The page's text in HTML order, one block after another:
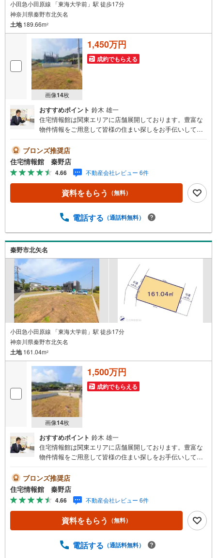
小田急小田原線 「東海大学前」駅 徒歩17分
神奈川県秦野市北矢名
土地189.66m2
画像14枚
1,450万円
成約でもらえる
おすすめポイント 鈴木 雄一
住宅情報館は関東エリアに店舗展開しております。豊富な
物件情報をご用意して皆様の住まい探しをお手伝いしてお
さい。【営業時間 10:00～19:00 火曜・水曜（祝日の場
合は営業いたします）】「資料請求」「内覧」のお問い合
わせは上記時間内ですとスムーズにご対応が可能です。ス
タッフ一同お客様のお問合せをお待ちしております。【住
宅ローン相談会】開催中無理のない住宅ローンの試算やご
購入の際にかかる諸費用の概算も行っております。しっか
気軽にご相談ください。お客様第一主義をモット-にお引越
実に努めさせて頂きます。住宅情報館にお越し頂けたら、
物件のご紹介だけではなく、お住まいの疑問、不安、お家
の事ならなんでもご相談いただけます。お客様の要望をお
伺いしながら誠心誠意、全力でサポートさせて頂きます。
お客様一人一人に合わせたライフプランのご提案をさせて
いただきます。お気軽にご相談ください。
ブロンズ推奨店
住宅情報館 秦野店
4.66 不動産会社レビュー 6件
資料をもらう （無料）
電話する （通話料無料）
秦野市北矢名
小田急小田原線 「東海大学前」駅 徒歩17分
神奈川県秦野市北矢名
土地161.04m2
画像14枚
1,500万円
成約でもらえる
おすすめポイント 鈴木 雄一
住宅情報館は関東エリアに店舗展開しております。豊富な
物件情報をご用意して皆様の住まい探しをお手伝いしてお
さい。【営業時間 10:00～19:00 火曜・水曜（祝日の場
合は営業いたします）】「資料請求」「内覧」のお問い合
わせは上記時間内ですとスムーズにご対応が可能です。ス
タッフ一同お客様のお問合せをお待ちしております。【住
宅ローン相談会】開催中無理のない住宅ローンの試算やご
購入の際にかかる諸費用の概算も行っております。しっか
気軽にご相談ください。お客様第一主義をモット-にお引越
ブロンズ推奨店
住宅情報館 秦野店
4.66 不動産会社レビュー 6件
資料をもらう （無料）
電話する （通話料無料）